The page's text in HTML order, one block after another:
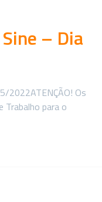
– Dia
2022ATENÇÃO! Os
Trabalho para o